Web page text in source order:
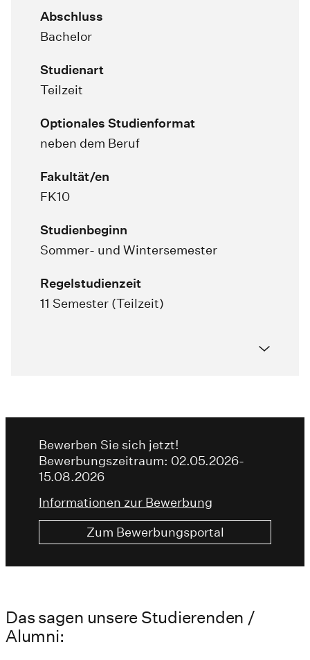
Abschluss
Bachelor
Studienart
Teilzeit
Optionales Studienformat
neben dem Beruf
Fakultät/en
FK10
Studienbeginn
Sommer- und Wintersemester
Regelstudienzeit
11 Semester (Teilzeit)
Bewerben Sie sich jetzt!
Bewerbungszeitraum: 02.05.2026-
15.08.2026
Informationen zur Bewerbung
Zum Bewerbungsportal
Das sagen unsere Studierenden /
Alumni: